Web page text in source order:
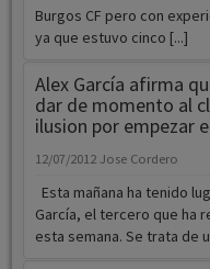
Burgos CF pero con
ya que estuvo cinco [...]
Alex García afirma
dar de momento al
ilusion por empezar
12/07/2012 Jose Cordero
Esta mañana ha tenido
García, el tercero que ha
esta semana. Se trata de